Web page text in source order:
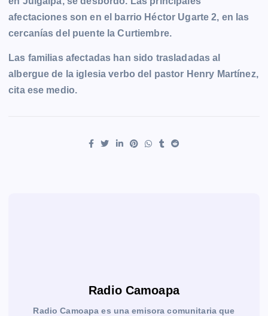
afectaciones son en el barrio Héctor Ugarte 2, en las
cercanías del puente la Curtiembre.
Las familias afectadas han sido trasladadas al
albergue de la iglesia verbo del pastor Henry Martínez,
cita ese medio.
Radio Camoapa
Radio Camoapa es una emisora comunitaria que